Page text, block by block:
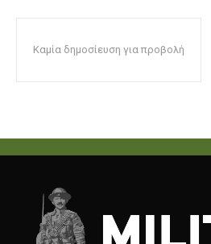
Καμία δημοσίευση για προβολή